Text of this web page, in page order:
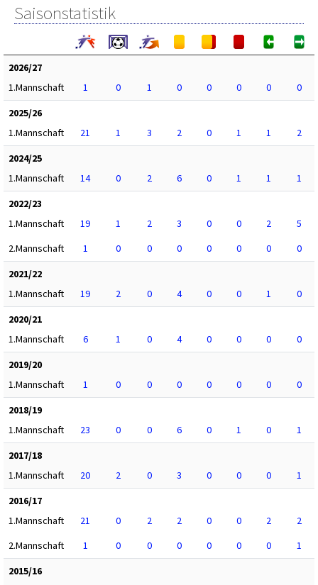
Saisonstatistik
2026/27
1.Mannschaft
1 0 1 0 0 0 0
0
2025/26
1.Mannschaft
21 1 3 2 0 1 1
2
2024/25
1.Mannschaft
14 0 2 6 0 1 1
1
2022/23
1.Mannschaft
19 1 2 3 0 0 2
5
2.Mannschaft
1 0 0 0 0 0 0
0
2021/22
1.Mannschaft
19 2 0 4 0 0 1
0
2020/21
1.Mannschaft
6 1 0 4 0 0 0
0
2019/20
1.Mannschaft
1 0 0 0 0 0 0
0
2018/19
1.Mannschaft
23 0 0 6 0 1 0
1
2017/18
1.Mannschaft
20 2 0 3 0 0 0
1
2016/17
1.Mannschaft
21 0 2 2 0 0 2
2
2.Mannschaft
1 0 0 0 0 0 0
1
2015/16